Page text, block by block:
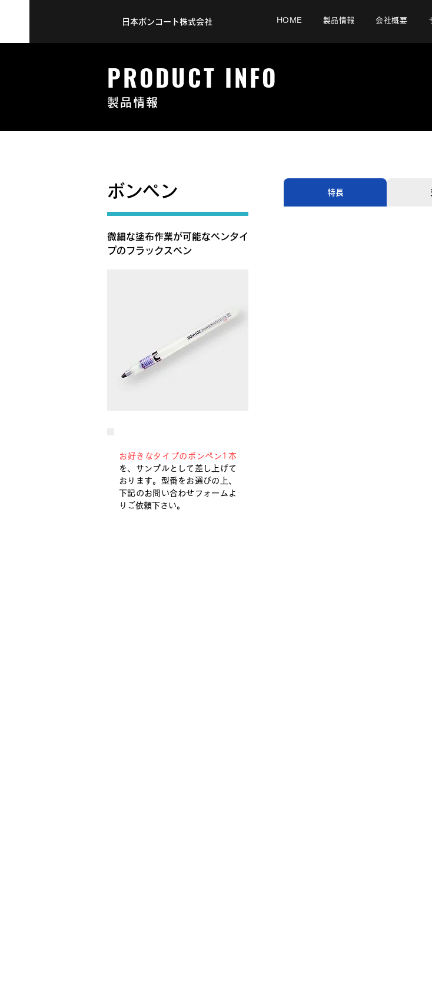
日本ボンコート株式会社 HOME 製品情報 会社概要
PRODUCT INFO
製品情報
ボンペン
微細な塗布作業が可能なペンタイ
プのフラックスペン
お好きなタイプのボンペン1本
を、サンプルとして差し上げて
おります。型番をお選びの上、
下記のお問い合わせフォームよ
りご依頼下さい。
特長